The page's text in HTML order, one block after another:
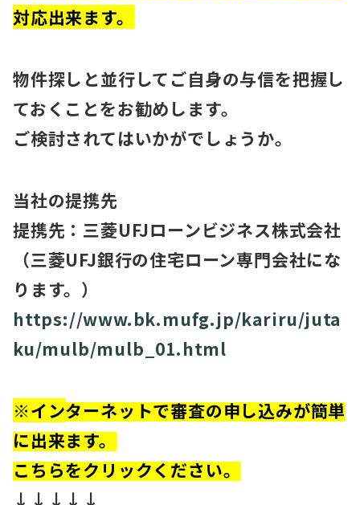
対応出来ます。
物件探しと並行してご自身の与信を把握し
ておくことをお勧めします。
ご検討されてはいかがでしょうか。
当社の提携先
提携先：三菱UFJローンビジネス株式会社
（三菱UFJ銀行の住宅ローン専門会社にな
ります。）
https://www.bk.mufg.jp/kariru/juta
ku/mulb/mulb_01.html
※インターネットで審査の申し込みが簡単
に出来ます。
こちらをクリックください。
↓↓↓↓↓